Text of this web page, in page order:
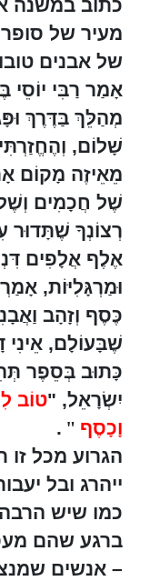
כתוב במשנה
מעיר של
של אבנים
אָמַר רַבִּי
מְהַלֵּךְ בַּדֶּרֶךְ
שָׁלוֹם,
מֵאֵיזֶה מָקוֹם
שֶׁל חֲכָמִים
רְצוֹנְךָ שֶׁתָּדוּר
אֶלֶף אֲלָפִים
וּמַרְגָּלִיּוֹת,
כֶּסֶף וְזָהָב
שֶׁבָּעוֹלָם, אֵינִי
כָּתוּב בְּסֵפֶר
יִשְׂרָאֵל, "טוֹב
וָכָסֶף "
.
הגרוע מכל
ייהרג ובל
כמו שיש
ברגע שהם
– אנשים